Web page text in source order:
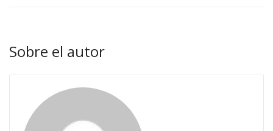
Sobre el autor